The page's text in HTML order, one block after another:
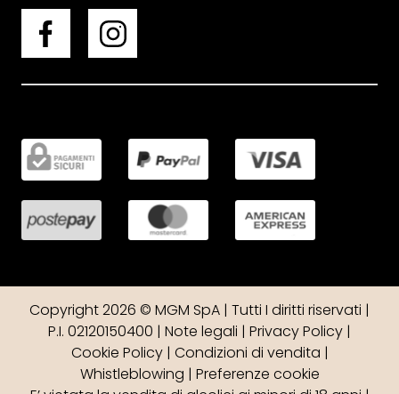
Copyright 2026 © MGM SpA | Tutti I diritti riservati |
P.I. 02120150400 | Note legali | Privacy Policy |
Cookie Policy| Condizioni di vendita |
Whistleblowing | Preferenze cookie